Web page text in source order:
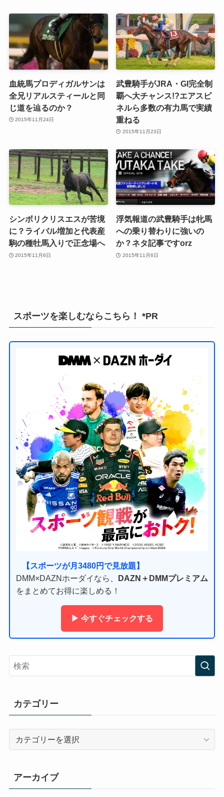
血統馬プロディガルサンは
全兄リアルスティールと同
じ道を辿るのか？
2015年11月24日
武豊騎手がJRA・GI完全制
覇へ大チャンス!?エアスピ
ネルら多数の有力馬で実績
重ねる
2015年11月23日
シンボリクリスエスが苦境
に？ライバル増加と代表産
駒の種牡馬入りで正念場へ
2015年11月6日
浮気報道の武豊騎手は牝馬
への乗り替わりに強いの
か？ネタ記事ですorz
2015年11月6日
スポーツを楽しむならこちら！ *PR
【スポーツが月3480円で見放題】
DMM×DAZNホーダイなら、
DAZN＋DMMプレミアム
をまとめてお得に楽しめる！
▶ 今すぐチェックする
カテゴリー
リ
ー
アーカイブ